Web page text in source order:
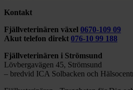
Kontakt
Fjällveterinären växel 0670-109 09
Akut telefon direkt 076-10 99 188
Fjällveterinären i Strömsund
Lövbergavägen 45, Strömsund
– bredvid ICA Solbacken och